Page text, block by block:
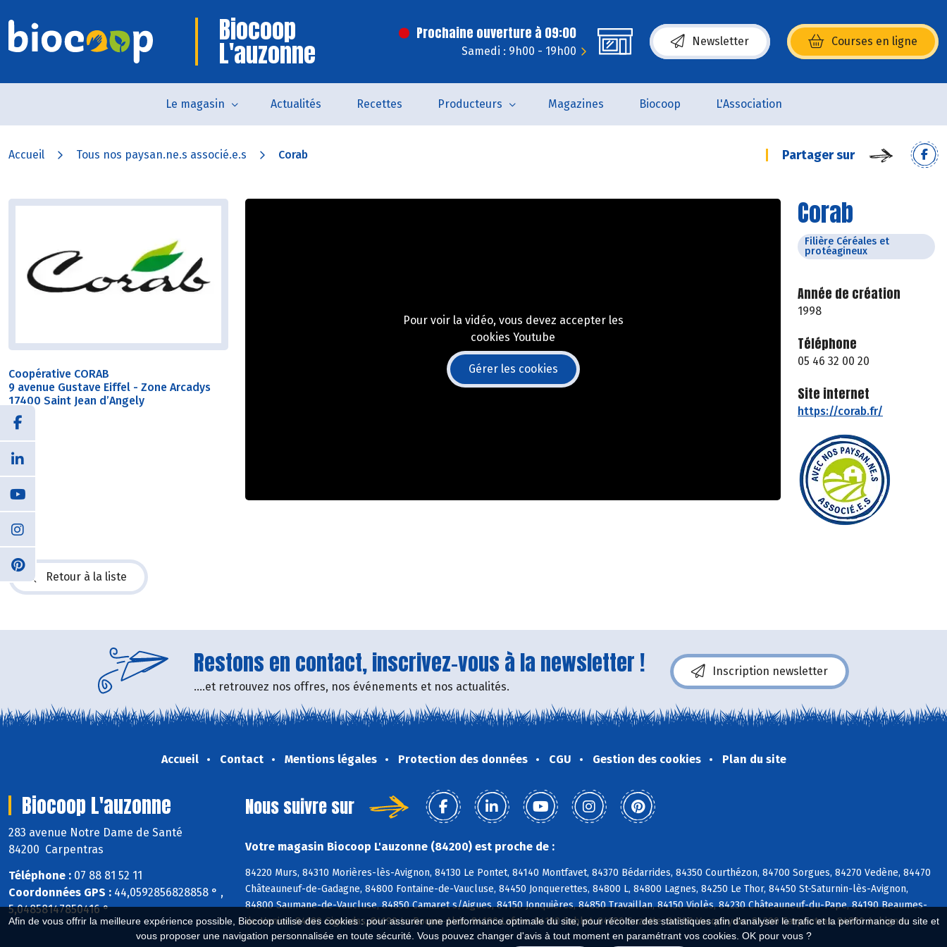
Afin de vous offrir la meilleure expérience possible, Biocoop utilise des cookies : pour assurer une performance optimale du site, pour récolter des statistiques afin d'analyser le trafic et la performance du site et
vous proposer une navigation personnalisée en toute sécurité. Vous pouvez changer d'avis à tout moment en paramétrant vos cookies. OK pour vous ?
Biocoop
L'auzonne
Prochaine ouverture à 09:00
Samedi : 9h00 - 19h00
Newsletter Courses en ligne
(s’ouvre dans une nouvelle fenêtre)
Le magasin Actualités Recettes Producteurs Magazines Biocoop L'Association
Accueil Tous nos paysan.ne.s associé.e.s Corab Partager sur
Corab
Filière Céréales et
protéagineux
Année de création
1998
Téléphone
05 46 32 00 20
Site internet
https://corab.fr/
Coopérative CORAB
9 avenue Gustave Eiffel - Zone Arcadys
17400 Saint Jean d’Angely
Pour voir la vidéo, vous devez accepter les
cookies Youtube
Gérer les cookies
Retour à la liste
Restons en contact, inscrivez-vous à la newsletter !
....et retrouvez nos offres, nos événements et nos actualités.
Inscription newsletter
Accueil Contact Mentions légales Protection des données CGU Gestion des cookies Plan du site
Biocoop L'auzonne
283 avenue Notre Dame de Santé
84200 Carpentras
Téléphone : 07 88 81 52 11
Coordonnées GPS : 44,0592856828858 ° ,
5,04858147850416 °
Nous suivre sur
Votre magasin Biocoop L'auzonne (84200) est proche de :
84220 Murs, 84310 Morières-lès-Avignon, 84130 Le Pontet, 84140 Montfavet, 84370 Bédarrides, 84350 Courthézon, 84700 Sorgues, 84270 Vedène, 84470
Châteauneuf-de-Gadagne, 84800 Fontaine-de-Vaucluse, 84450 Jonquerettes, 84800 L, 84800 Lagnes, 84250 Le Thor, 84450 St-Saturnin-lès-Avignon,
84800 Saumane-de-Vaucluse, 84850 Camaret s/Aigues, 84150 Jonquières, 84850 Travaillan, 84150 Violès, 84230 Châteauneuf-du-Pape, 84190 Beaumes-
de-Venise, 84190 Gigondas, 84190 La Roque-Alric, 84190 Lafare, 84110 Sablet, 84190 Suzette, 84190 Vacqueyras, 84200 Carpentras, 84810 Aubignan